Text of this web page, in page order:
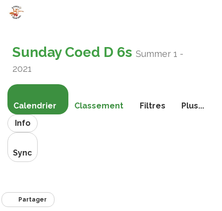
Sunday Coed D 6s Summer 1 -
2021
Calendrier Classement Filtres
Plus...
Info
Sync
Partager